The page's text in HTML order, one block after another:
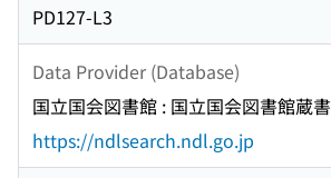
PD127-L3
Data Provider (Database)
国立国会図書館 : 国立国会図書館蔵書
https://ndlsearch.ndl.go.jp